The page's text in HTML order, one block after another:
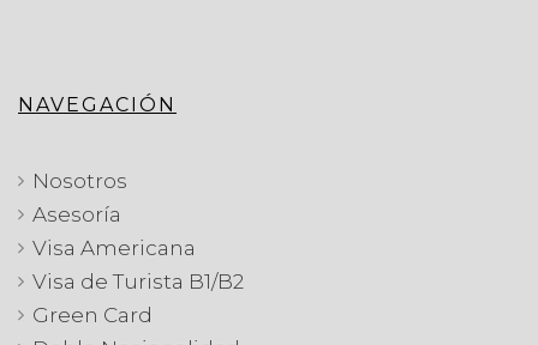
NAVEGACIÓN
Nosotros
Asesoría
Visa Americana
Visa de Turista B1/B2
Green Card